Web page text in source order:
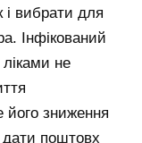
і вибрати для
Інфікований
не
його зниження
поштовх